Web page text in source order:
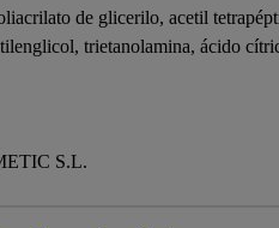
de glicerilo, acetil
trietanolamina, ácido
S.L.